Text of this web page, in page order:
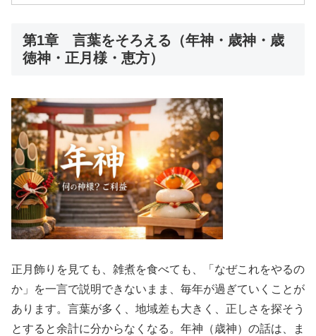
第1章 言葉をそろえる（年神・歳神・歳
徳神・正月様・恵方）
正月飾りを見ても、雑煮を食べても、「なぜこれをやるの
か」を一言で説明できないまま、毎年が過ぎていくことが
あります。言葉が多く、地域差も大きく、正しさを探そう
とすると余計に分からなくなる。年神（歳神）の話は、ま